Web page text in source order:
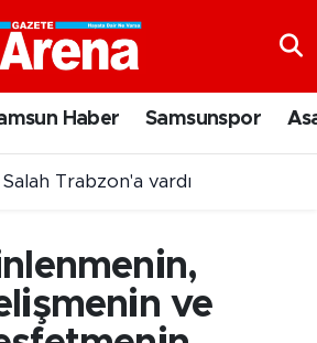
Haber Samsunspor
ve
Durumu ve Fikstür